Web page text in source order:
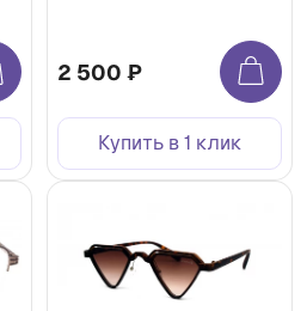
2 500 ₽
Купить в 1 клик